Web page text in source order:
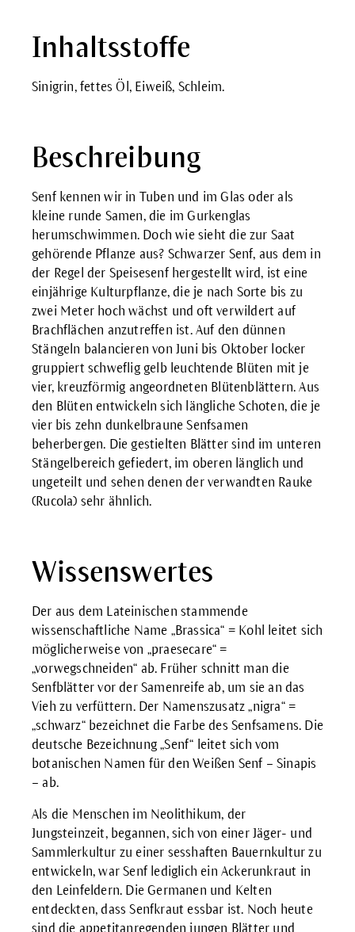
Inhaltsstoffe
Sinigrin, fettes Öl, Eiweiß, Schleim.
Beschreibung
Senf kennen wir in Tuben und im Glas oder als
kleine runde Samen, die im Gurkenglas
herumschwimmen. Doch wie sieht die zur Saat
gehörende Pflanze aus? Schwarzer Senf, aus dem in
der Regel der Speisesenf hergestellt wird, ist eine
einjährige Kulturpflanze, die je nach Sorte bis zu
zwei Meter hoch wächst und oft verwildert auf
Brachflächen anzutreffen ist. Auf den dünnen
Stängeln balancieren von Juni bis Oktober locker
gruppiert schweflig gelb leuchtende Blüten mit je
vier, kreuzförmig angeordneten Blütenblättern. Aus
den Blüten entwickeln sich längliche Schoten, die je
vier bis zehn dunkelbraune Senfsamen
beherbergen. Die gestielten Blätter sind im unteren
Stängelbereich gefiedert, im oberen länglich und
ungeteilt und sehen denen der verwandten Rauke
(Rucola) sehr ähnlich.
Wissenswertes
Der aus dem Lateinischen stammende
wissenschaftliche Name „Brassica“ = Kohl leitet sich
möglicherweise von „praesecare“ =
„vorwegschneiden“ ab. Früher schnitt man die
Senfblätter vor der Samenreife ab, um sie an das
Vieh zu verfüttern. Der Namenszusatz „nigra“ =
„schwarz“ bezeichnet die Farbe des Senfsamens. Die
deutsche Bezeichnung „Senf“ leitet sich vom
botanischen Namen für den Weißen Senf – Sinapis
– ab.
Als die Menschen im Neolithikum, der
Jungsteinzeit, begannen, sich von einer Jäger- und
Sammlerkultur zu einer sesshaften Bauernkultur zu
entwickeln, war Senf lediglich ein Ackerunkraut in
den Leinfeldern. Die Germanen und Kelten
entdeckten, dass Senfkraut essbar ist. Noch heute
sind die appetitanregenden jungen Blätter und